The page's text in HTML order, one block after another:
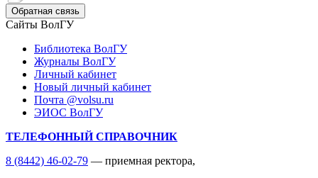
Обратная связь
Сайты ВолГУ
Библиотека ВолГУ
Журналы ВолГУ
Личный кабинет
Новый личный кабинет
Почта @volsu.ru
ЭИОС ВолГУ
ТЕЛЕФОННЫЙ СПРАВОЧНИК
8 (8442) 46-02-79 — приемная ректора,